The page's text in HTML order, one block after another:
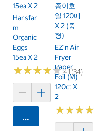
15ea X 2
Hansfar
M
Organic
Eggs
15ea X 2
★★★★★
★★★★★4.1 (34)
카트에 담기
종이호
일 120매
X 2 (중
형)
EZ'n Air
Fryer
Paper
Foil (M)
120ct X
2
★★★★
★★★★